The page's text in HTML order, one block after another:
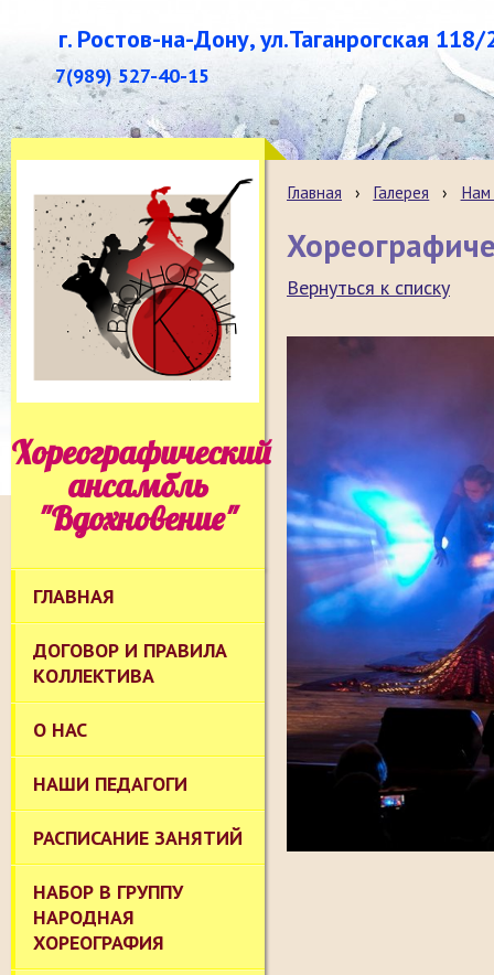
г. Ростов-на-Дону, ул.Таганрогская 118/
7(989) 527-40-15
Хореографический
ансамбль
"Вдохновение"
ГЛАВНАЯ
ДОГОВОР И ПРАВИЛА
КОЛЛЕКТИВА
О НАС
НАШИ ПЕДАГОГИ
РАСПИСАНИЕ ЗАНЯТИЙ
НАБОР В ГРУППУ
НАРОДНАЯ
ХОРЕОГРАФИЯ
Главная › Галерея › Нам
Вернуться к списку